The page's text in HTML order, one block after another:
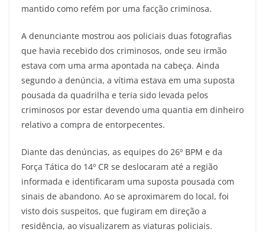
mantido como refém por uma facção criminosa.
A denunciante mostrou aos policiais duas fotografias
que havia recebido dos criminosos, onde seu irmão
estava com uma arma apontada na cabeça. Ainda
segundo a denúncia, a vítima estava em uma suposta
pousada da quadrilha e teria sido levada pelos
criminosos por estar devendo uma quantia em dinheiro
relativo a compra de entorpecentes.
Diante das denúncias, as equipes do 26º BPM e da
Força Tática do 14º CR se deslocaram até a região
informada e identificaram uma suposta pousada com
sinais de abandono. Ao se aproximarem do local, foi
visto dois suspeitos, que fugiram em direção a
residência, ao visualizarem as viaturas policiais.